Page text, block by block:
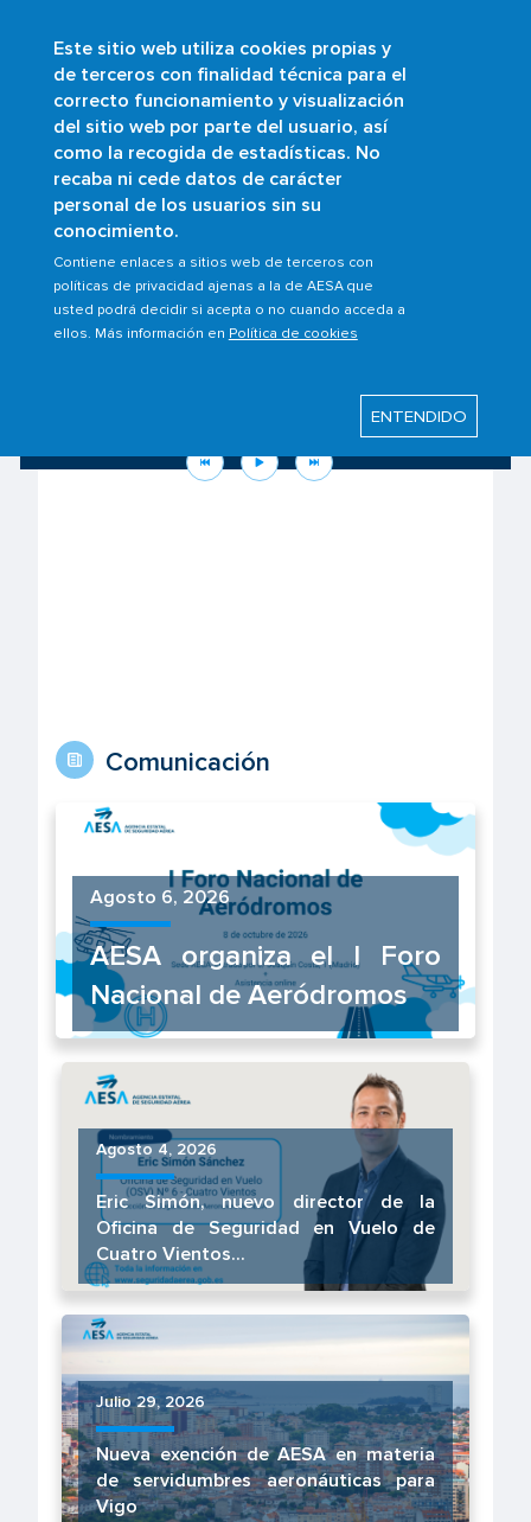
Este sitio web utiliza cookies propias y
de terceros con finalidad técnica para el
correcto funcionamiento y visualización
del sitio web por parte del usuario, así
como la recogida de estadísticas. No
recaba ni cede datos de carácter
personal de los usuarios sin su
conocimiento.
Contiene enlaces a sitios web de terceros con
políticas de privacidad ajenas a la de AESA que
usted podrá decidir si acepta o no cuando acceda a
ellos. Más información en Política de cookies
ENTENDIDO
Pasar
al
contenido
principal
Buscar
Conoce tus derechos como pasajero
Comunicación
Agosto 6, 2026
AESA organiza el I Foro
Nacional de Aeródromos
Agosto 4, 2026
Eric Simón, nuevo director de la
Oficina de Seguridad en Vuelo de
Cuatro Vientos...
Julio 29, 2026
Nueva exención de AESA en materia
de servidumbres aeronáuticas para
Vigo